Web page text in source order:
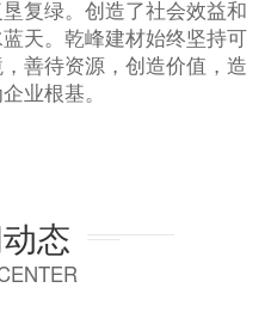
复绿。创造了社会效益和
天。乾峰建材始终坚持可
善待资源，创造价值，造
业根基。
态